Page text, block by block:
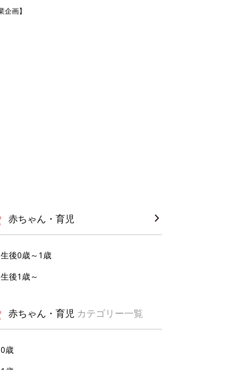
画】
赤ちゃん・育児
生後0歳～1歳
生後1歳～
赤ちゃん・育児 カテゴリー一覧
0歳